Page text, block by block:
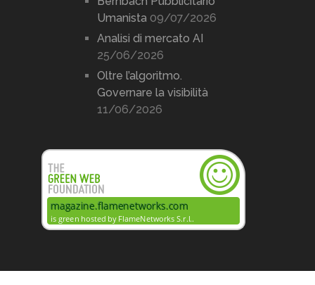
Umanista 09/07/2026
Analisi di mercato AI
25/06/2026
Oltre l’algoritmo.
Governare la visibilità
11/06/2026